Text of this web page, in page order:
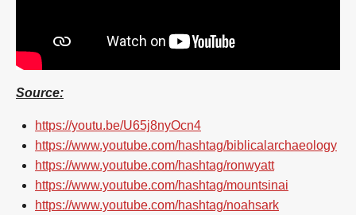
Source:
https://youtu.be/U65j8nyOcn4
https://www.youtube.com/hashtag/biblicalarchaeology
https://www.youtube.com/hashtag/ronwyatt
https://www.youtube.com/hashtag/mountsinai
https://www.youtube.com/hashtag/noahsark